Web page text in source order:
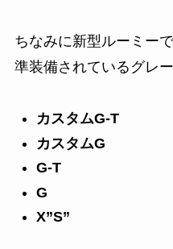
ちなみに新型ルーミー
準装備されているグレー
カスタムG-T
カスタムG
G-T
G
X”S”